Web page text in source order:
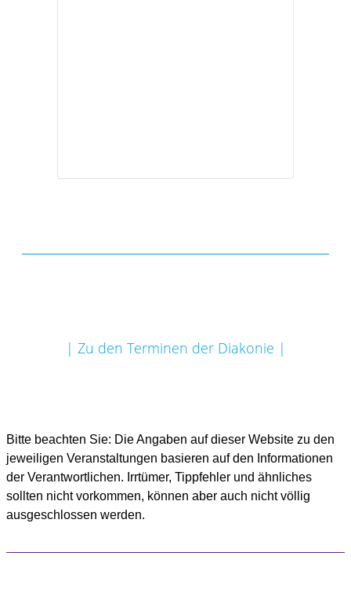
| Zu den Terminen der Diakonie |
Bitte beachten Sie: Die Angaben auf dieser Website zu den
jeweiligen Veranstaltungen basieren auf den Informationen
der Verantwortlichen. Irrtümer, Tippfehler und ähnliches
sollten nicht vorkommen, können aber auch nicht völlig
ausgeschlossen werden.